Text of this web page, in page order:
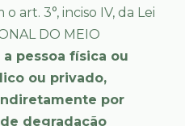
art. 3°, inciso IV, da Lei
DO MEIO
pessoa física ou
ou privado,
por
degradação